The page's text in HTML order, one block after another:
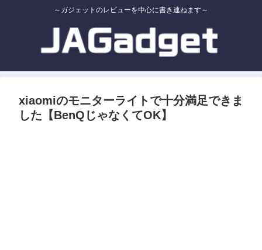
～ガジェットのレビューを中心に書き連ねます～
xiaomiのモニターライトで十分満足できま
した【BenQじゃなくてOK】